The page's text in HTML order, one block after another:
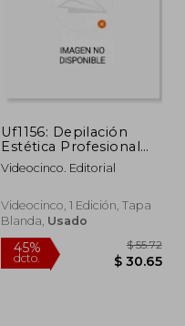
Uf1156: Depilación
Estética Profesional
Mecánica y Eléctrica
Videocinco. Editorial
Videocinco, 1 Edición, Tapa
Blanda, Usado